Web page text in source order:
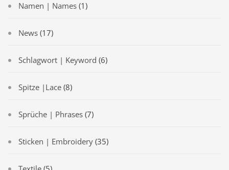
Namen | Names (1)
News (17)
Schlagwort | Keyword (6)
Spitze |Lace (8)
Sprüche | Phrases (7)
Sticken | Embroidery (35)